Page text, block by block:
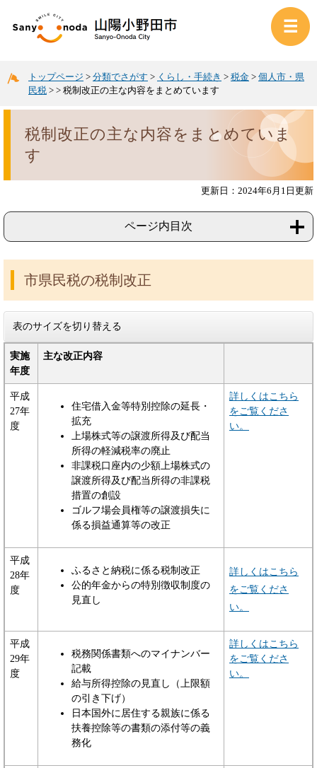
トップページ > 分類でさがす > くらし・手続き > 税金 > 個人市・県
民税 > > 税制改正の主な内容をまとめています
税制改正の主な内容をまとめていま
す
更新日：2024年6月1日更新
ページ内目次
市県民税の税制改正
表のサイズを切り替える
実施
年度
主な改正内容
平成
27年
度
住宅借入金等特別控除の延長・
拡充
上場株式等の譲渡所得及び配当
所得の軽減税率の廃止
非課税口座内の少額上場株式の
譲渡所得及び配当所得の非課税
措置の創設
ゴルフ場会員権等の譲渡損失に
係る損益通算等の改正
詳しくはこちら
をご覧くださ
い。
平成
28年
度
ふるさと納税に係る税制改正
公的年金からの特別徴収制度の
見直し
詳しくはこちら
をご覧くださ
い。
平成
29年
度
税務関係書類へのマイナンバー
記載
給与所得控除の見直し（上限額
の引き下げ）
日本国外に居住する親族に係る
扶養控除等の書類の添付等の義
務化
詳しくはこちら
をご覧くださ
い。